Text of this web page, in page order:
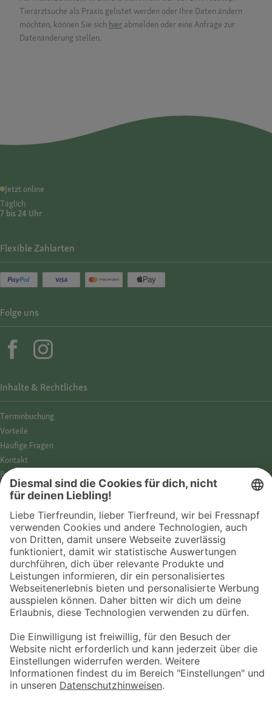
Tierarztsuche als Praxis gelistet werden oder Ihre Daten ändern
möchten, können Sie sich hier abmelden oder eine Anfrage zur
Datenänderung stellen.
Jetzt online
Täglich
7 bis 24 Uhr
© 2026 Fressnapf Tiernahrungs GmbH
Westpreußenstraße 32-38
47809 Krefeld
Inhalte & Rechtliches
Termin­buchung
Vorteile
Häufige Fragen
Kontakt
Barrierefreiheit
Impressum
Datenschutz­hinweise
Cookies
AGB
Entdecke Fressnapf
Tierversicherung
GPS-Tracker
Fressnapf Salon
Online-Shop
Flexible Zahlarten
Folge uns